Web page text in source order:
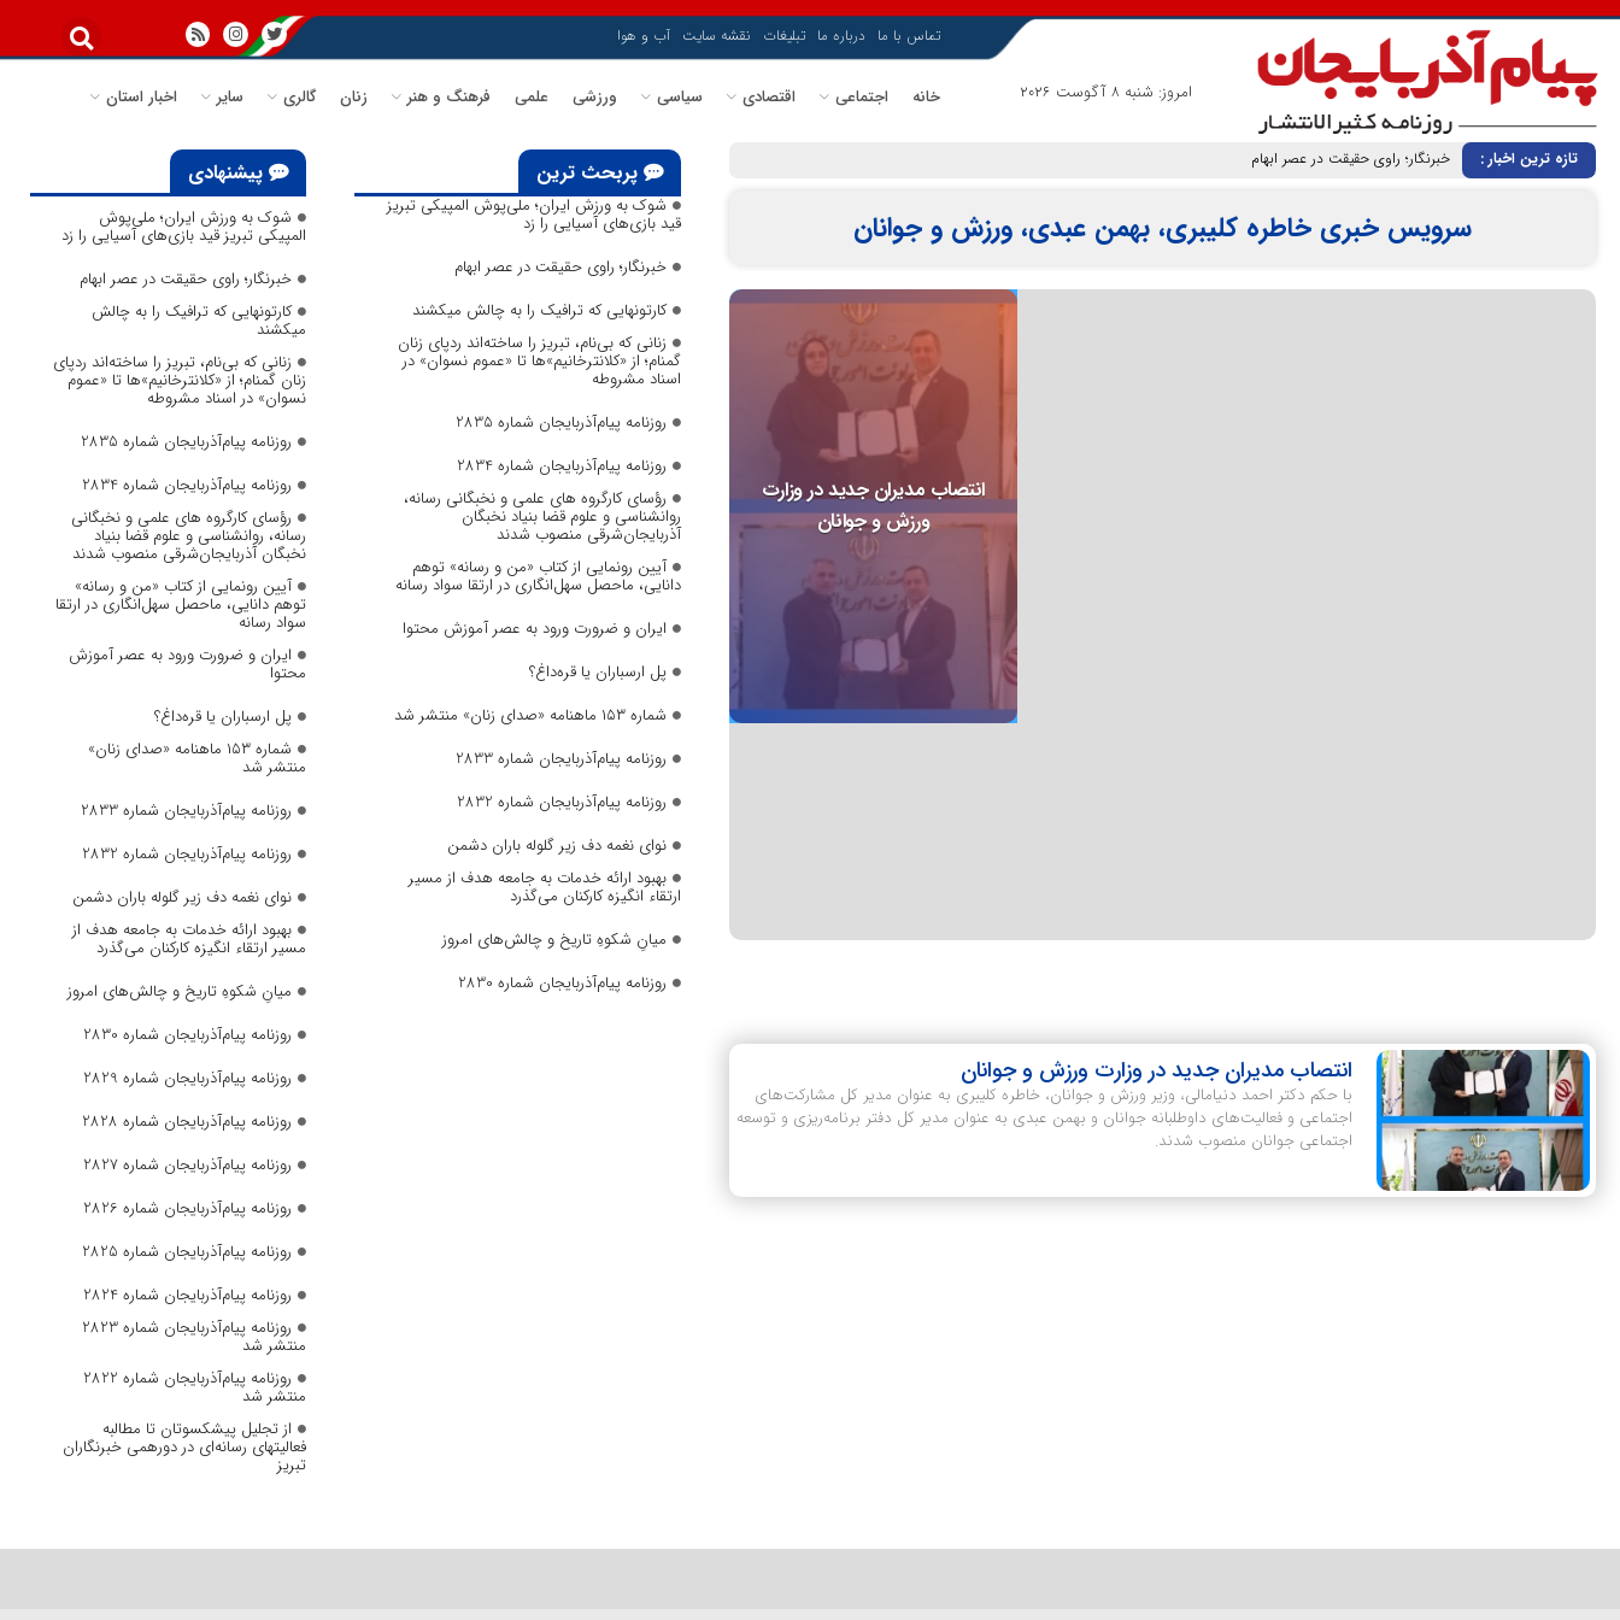
امروز: شنبه 8 آگوست 2026
تماس با ما درباره ما تبلیغات نقشه سایت آب و هوا
خانه اجتماعی اقتصادی سیاسی ورزشی علمی فرهنگ و هنر زنان گالری سایر اخبار استان
تازه ترین اخبار : خبرنگار؛ راوی حقیقت در عصر ابهام
سرویس خبری خاطره کلیبری، بهمن عبدی، ورزش و جوانان
انتصاب مدیران جدید در وزارت
ورزش و جوانان
انتصاب مدیران جدید در وزارت ورزش و جوانان
با حکم دکتر احمد دنیامالی، وزیر ورزش و جوانان، خاطره کلیبری به عنوان مدیر کل مشارکت‌های
اجتماعی و فعالیت‌های داوطلبانه جوانان و بهمن عبدی به عنوان مدیر کل دفتر برنامه‌ریزی و توسعه
اجتماعی جوانان منصوب شدند.
پربحث ترین
شوک به ورزش ایران؛ ملی‌پوش المپیکی تبریز
قید بازی‌های آسیایی را زد
خبرنگار؛ راوی حقیقت در عصر ابهام
کارتونهایی که ترافیک را به چالش میکشند
زنانی که بی‌نام، تبریز را ساخته‌اند ردپای زنان
گمنام؛ از «کلانترخانیم»ها تا «عموم نسوان» در
اسناد مشروطه
روزنامه پیام‌آذربایجان شماره 2835
روزنامه پیام‌آذربایجان شماره 2834
رؤسای کارگروه های علمی و نخبگانی رسانه،
روانشناسی و علوم قضا بنیاد نخبگان
آذربایجان‌شرقی منصوب شدند
آیین رونمایی از کتاب «من و رسانه» توهم
دانایی، ماحصل سهل‌انگاری در ارتقا سواد رسانه
ایران و ضرورت ورود به عصر آموزش محتوا
پل ارسباران یا قره‌داغ؟
شماره ۱۵۳ ماهنامه «صدای زنان» منتشر شد
روزنامه پیام‌آذربایجان شماره 2833
روزنامه پیام‌آذربایجان شماره 2832
نوای نغمه دف زیر گلوله باران دشمن
بهبود ارائه خدمات به جامعه هدف از مسیر
ارتقاء انگیزه کارکنان می‌گذرد
میانِ شکوهِ تاریخ و چالش‌های امروز
روزنامه پیام‌آذربایجان شماره 2830
پیشنهادی
شوک به ورزش ایران؛ ملی‌پوش
المپیکی تبریز قید بازی‌های آسیایی را زد
خبرنگار؛ راوی حقیقت در عصر ابهام
کارتونهایی که ترافیک را به چالش
میکشند
زنانی که بی‌نام، تبریز را ساخته‌اند ردپای
زنان گمنام؛ از «کلانترخانیم»ها تا «عموم
نسوان» در اسناد مشروطه
روزنامه پیام‌آذربایجان شماره 2835
روزنامه پیام‌آذربایجان شماره 2834
رؤسای کارگروه های علمی و نخبگانی
رسانه، روانشناسی و علوم قضا بنیاد
نخبگان آذربایجان‌شرقی منصوب شدند
آیین رونمایی از کتاب «من و رسانه»
توهم دانایی، ماحصل سهل‌انگاری در ارتقا
سواد رسانه
ایران و ضرورت ورود به عصر آموزش
محتوا
پل ارسباران یا قره‌داغ؟
شماره ۱۵۳ ماهنامه «صدای زنان»
منتشر شد
روزنامه پیام‌آذربایجان شماره 2833
روزنامه پیام‌آذربایجان شماره 2832
نوای نغمه دف زیر گلوله باران دشمن
بهبود ارائه خدمات به جامعه هدف از
مسیر ارتقاء انگیزه کارکنان می‌گذرد
میانِ شکوهِ تاریخ و چالش‌های امروز
روزنامه پیام‌آذربایجان شماره 2830
روزنامه پیام‌آذربایجان شماره 2829
روزنامه پیام‌آذربایجان شماره 2828
روزنامه پیام‌آذربایجان شماره 2827
روزنامه پیام‌آذربایجان شماره 2826
روزنامه پیام‌آذربایجان شماره 2825
روزنامه پیام‌آذربایجان شماره 2824
روزنامه پیام‌آذربایجان شماره 2823
منتشر شد
روزنامه پیام‌آذربایجان شماره 2822
منتشر شد
از تجلیل پیشکسوتان تا مطالبه
فعالیتهای رسانه‌ای در دورهمی خبرنگاران
تبریز